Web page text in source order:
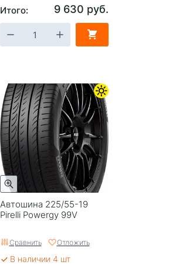
Итого: 9 630 руб.
Автошина 225/55-19
Pirelli Powergy 99V
Сравнить Отложить
В наличии 4 шт